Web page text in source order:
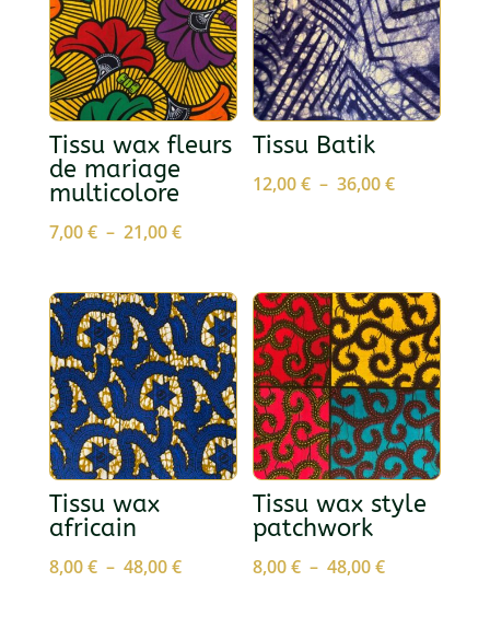
Tissu wax fleurs
de mariage
multicolore
7,00€ – 21,00€Plage
prix :
7,00 €
à
21,00 €
Tissu Batik
12,00€ – 36,00€Plage
à
36,00 €
Tissu wax
africain
8,00€ – 48,00€Plage
Tissu wax style
patchwork
8,00€ – 48,00€Plage